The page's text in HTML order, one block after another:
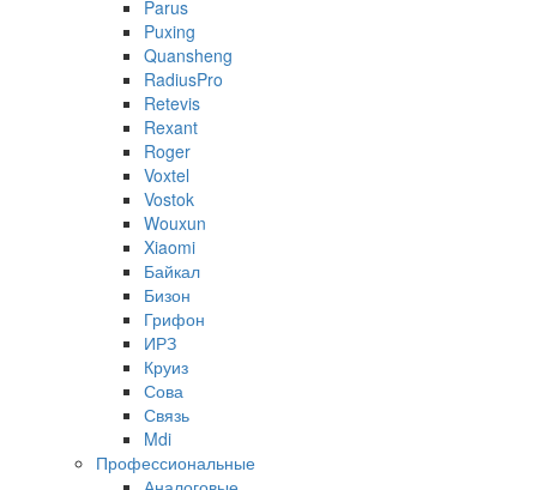
Parus
Puxing
Quansheng
RadiusPro
Retevis
Rexant
Roger
Voxtel
Vostok
Wouxun
Xiaomi
Байкал
Бизон
Грифон
ИРЗ
Круиз
Сова
Связь
Mdi
Профессиональные